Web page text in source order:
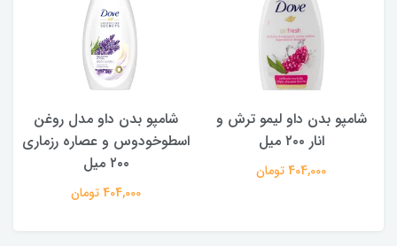
شامپو بدن ‌داو مدل روغن
اسطوخودوس و عصاره رزماری
۲۰۰ میل
شامپو بدن داو با رایحه خیار و
چای سبز ۲۰۰ میل
404,000 تومان